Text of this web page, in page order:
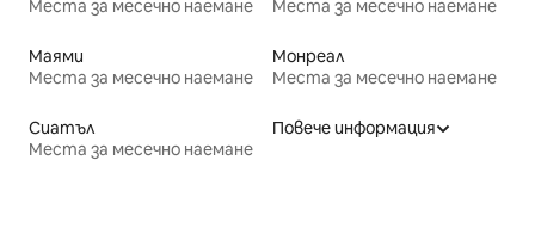
Места за месечно наемане
Места за месечно наемане
Маями
Места за месечно наемане
Монреал
Места за месечно наемане
Сиатъл
Места за месечно наемане
Повече информация